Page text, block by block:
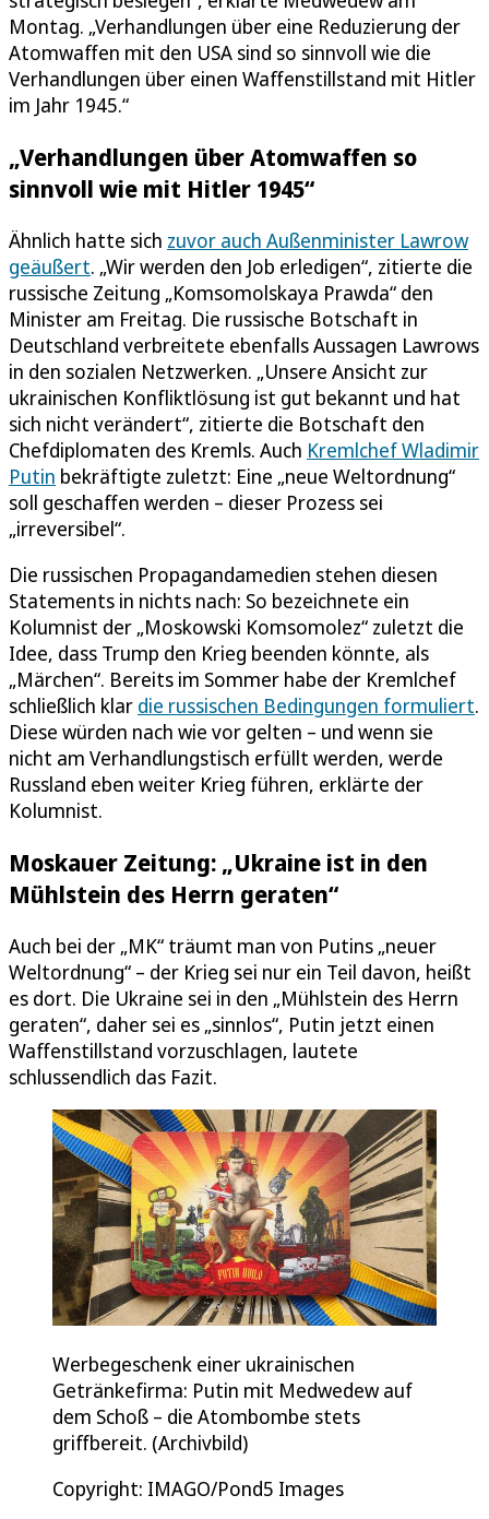
Montag. „Verhandlungen über eine Reduzierung der
Atomwaffen mit den USA sind so sinnvoll wie die
Verhandlungen über einen Waffenstillstand mit Hitler
im Jahr 1945.“
„Verhandlungen über Atomwaffen so
sinnvoll wie mit Hitler 1945“
Ähnlich hatte sich zuvor auch Außenminister Lawrow
geäußert. „Wir werden den Job erledigen“, zitierte die
russische Zeitung „Komsomolskaya Prawda“ den
Minister am Freitag. Die russische Botschaft in
Deutschland verbreitete ebenfalls Aussagen Lawrows
in den sozialen Netzwerken. „Unsere Ansicht zur
ukrainischen Konfliktlösung ist gut bekannt und hat
sich nicht verändert“, zitierte die Botschaft den
Chefdiplomaten des Kremls. Auch Kremlchef Wladimir
Putin bekräftigte zuletzt: Eine „neue Weltordnung“
soll geschaffen werden – dieser Prozess sei
„irreversibel“.
Die russischen Propagandamedien stehen diesen
Statements in nichts nach: So bezeichnete ein
Kolumnist der „Moskowski Komsomolez“ zuletzt die
Idee, dass Trump den Krieg beenden könnte, als
„Märchen“. Bereits im Sommer habe der Kremlchef
schließlich klar die russischen Bedingungen formuliert.
Diese würden nach wie vor gelten – und wenn sie
nicht am Verhandlungstisch erfüllt werden, werde
Russland eben weiter Krieg führen, erklärte der
Kolumnist.
Moskauer Zeitung: „Ukraine ist in den
Mühlstein des Herrn geraten“
Auch bei der „MK“ träumt man von Putins „neuer
Weltordnung“ – der Krieg sei nur ein Teil davon, heißt
es dort. Die Ukraine sei in den „Mühlstein des Herrn
geraten“, daher sei es „sinnlos“, Putin jetzt einen
Waffenstillstand vorzuschlagen, lautete
schlussendlich das Fazit.
Werbegeschenk einer ukrainischen
Getränkefirma: Putin mit Medwedew auf
dem Schoß – die Atombombe stets
griffbereit. (Archivbild)
Copyright: IMAGO/Pond5 Images